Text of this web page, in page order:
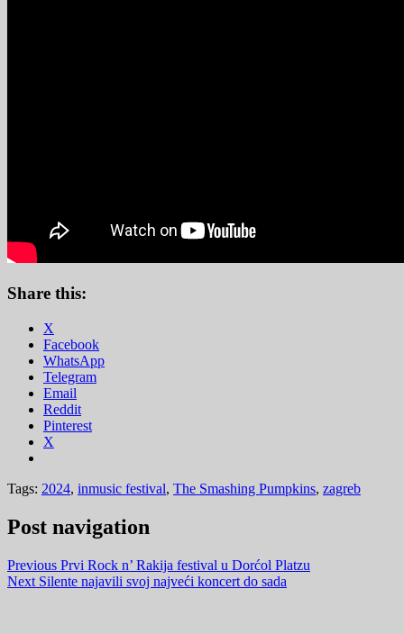
Share this:
X
Facebook
WhatsApp
Telegram
Email
Reddit
Pinterest
X
Tags: 2024, inmusic festival, The Smashing Pumpkins, zagreb
Post navigation
Previous Prvi Rock n’ Rakija festival u Dorćol Platzu
Next Silente najavili svoj najveći koncert do sada